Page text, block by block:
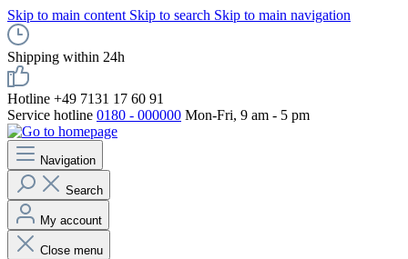
Skip to main content Skip to search Skip to main navigation
Shipping within 24h
Hotline +49 7131 17 60 91
Service hotline 0180 - 000000 Mon-Fri, 9 am - 5 pm
Navigation
Search
My account
Close menu